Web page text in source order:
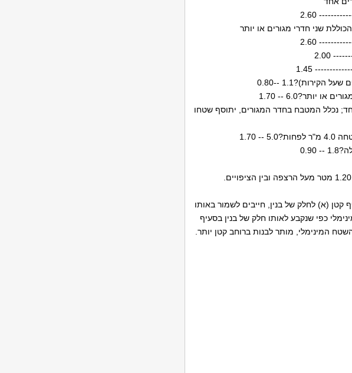
נכלל המטבח בחדר המגורים, יתוסף שטחו
קטן (א) לחלק של בנין, חייבים לשמור באותו
כפי שנקבע לאותו חלק של בנין בסעיף
המינימלי, מותר לבנות ברוחב קטן יותר.